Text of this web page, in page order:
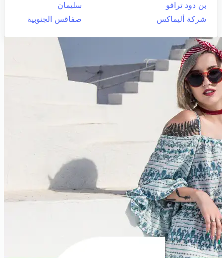
بن دود ترافو
سليمان
شركة أليماكس
صفاقس الجنوبية